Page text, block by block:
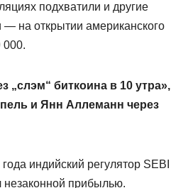
подхватили и другие
— на открытии американского
000.
„слэм“ биткоина в 10 утра»,
и Янн Аллеманн через
индийский регулятор SEBI
незаконной прибылью.